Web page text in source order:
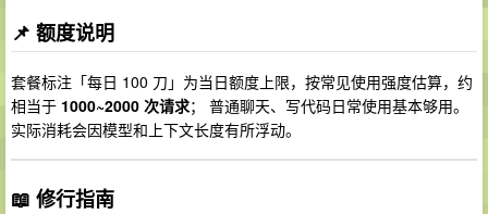
📌 额度说明
套餐标注「每日 100 刀」为当日额度上限，按常见使用强度估算，约
相当于 1000~2000 次请求； 普通聊天、写代码日常使用基本够用。
实际消耗会因模型和上下文长度有所浮动。
📖 修行指南